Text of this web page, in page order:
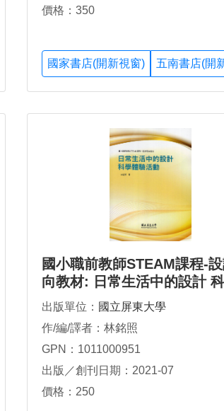
價格：350
國家書店(開新視窗) 五南書店(開
國小職前教師STEAM課程-
向教材: 日常生活中的設計
驗活動
出版單位： 國立屏東大學
作/編/譯者：林銘照
GPN：1011000951
出版／創刊日期：2021-07
價格：250